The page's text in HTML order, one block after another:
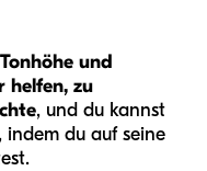
und
helfen, zu
, und du kannst
indem du auf seine